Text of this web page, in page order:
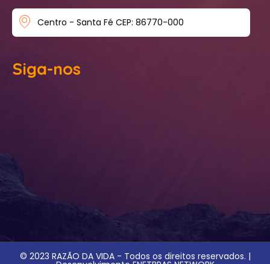
Centro - Santa Fé CEP: 86770-000
Siga-nos
© 2023 RAZÃO DA VIDA - Todos os direitos reservados. |